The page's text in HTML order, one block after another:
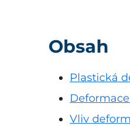
Obsah
Plastická
Vliv